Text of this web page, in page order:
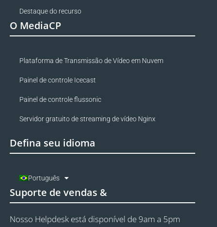
Destaque do recurso
O MediaCP
Plataforma de Transmissão de Vídeo em Nuvem
Painel de controle Icecast
Painel de controle flussonic
Servidor gratuito de streaming de vídeo Nginx
Defina seu idioma
Português
Suporte de vendas &
Nosso Helpdesk está disponível de 9am a 5pm